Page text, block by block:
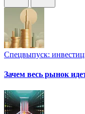
Спецвыпуск:
Зачем весь рынок